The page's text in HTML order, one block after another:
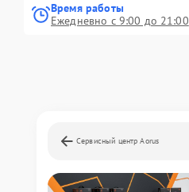
Время работы
Ежедневно с 9:00 до 21:00
Сервисный центр Aorus